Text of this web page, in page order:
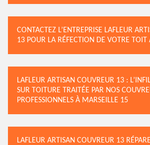
CONTACTEZ L’ENTREPRISE LAFLEUR
13 POUR LA RÉFECTION DE VOTRE TOIT
LAFLEUR ARTISAN COUVREUR 13 :
SUR TOITURE TRAITÉE PAR NOS
PROFESSIONNELS À MARSEILLE 15
LAFLEUR ARTISAN COUVREUR 13